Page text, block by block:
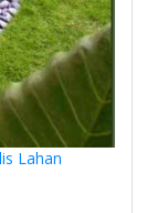
Lahan